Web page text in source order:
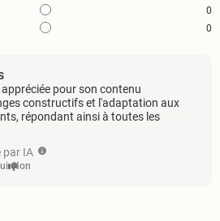
0
0
pour son contenu
constructifs et l'adaptation aux
répondant ainsi à toutes les
par IA
Non